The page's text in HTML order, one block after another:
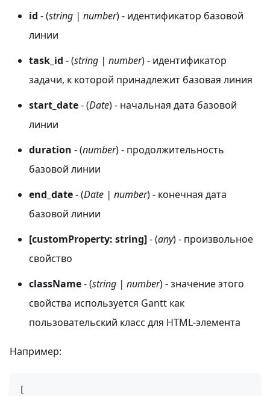
id - (string | number) - идентификатор базовой
линии
task_id - (string | number) - идентификатор
задачи, к которой принадлежит базовая линия
start_date- (Date) - начальная дата базовой
линии
duration - (number) - продолжительность
базовой линии
end_date- (Date | number) - конечная дата
базовой линии
[customProperty: string]- (any) - произвольное
свойство
className- (string | number) - значение этого
свойства используется Gantt как
пользовательский класс для HTML-элемента
Например:
[